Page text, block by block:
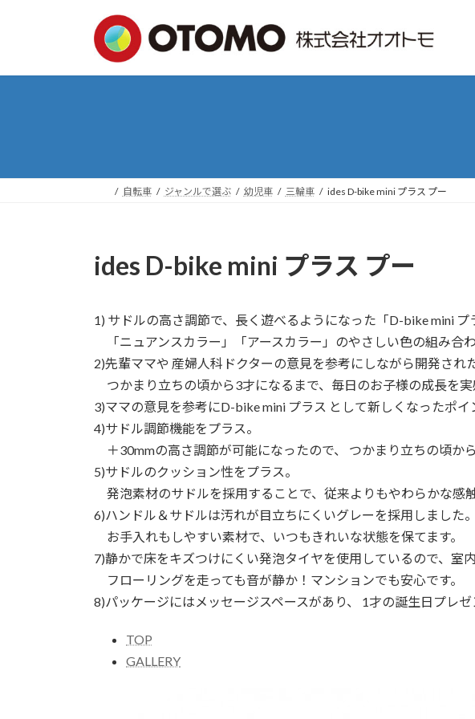
プ
動
自転車 ジャンルで選ぶ 幼児車 三輪車 ides D-bike mini プラス プー
ides D-bike mini プラス プー
1) サドルの高さ調節で、長く遊べるようになった「D-bike mini プ
「ニュアンスカラー」「アースカラー」のやさしい色の組み合
2)先輩ママや 産婦人科ドクターの意見を参考にしながら開発され
つかまり立ちの頃から3才になるまで、毎日のお子様の成長を実
3)ママの意見を参考にD-bike mini プラス として新しくなったポイ
4)サドル調節機能をプラス。
＋30mmの高さ調節が可能になったので、 つかまり立ちの頃か
5)サドルのクッション性をプラス。
発泡素材のサドルを採用することで、従来よりもやわらかな感
6)ハンドル＆サドルは汚れが目立ちにくいグレーを採用しました。
お手入れもしやすい素材で、いつもきれいな状態を保てます。
7)静かで床をキズつけにくい発泡タイヤを使用しているので、室
フローリングを走っても音が静か！マンションでも安心です。
8)パッケージにはメッセージスペースがあり、 1才の誕生日プレゼ
TOP
GALLERY